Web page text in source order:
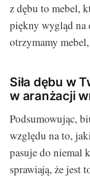
z dębu to mebel,
piękny wygląd na
otrzymamy
Siła dębu w
w aranżacji
Podsumowując,
względu na to,
pasuje do niemal
sprawiają, że jest